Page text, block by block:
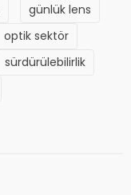
günlük lens
optik sektör
sürdürülebilirlik